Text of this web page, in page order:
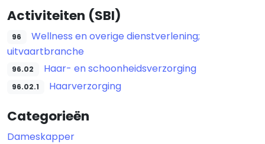
Activiteiten (SBI)
96
Wellness en overige dienstverlening;
uitvaartbranche
96.02 Haar- en schoonheidsverzorging
96.02.1 Haarverzorging
Categorieën
Dameskapper